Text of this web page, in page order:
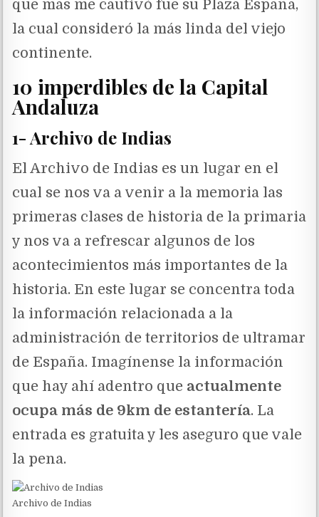
que mas me cautivó fue su Plaza España,
la cual consideró la más linda del viejo
continente.
10 imperdibles de la Capital
Andaluza
1- Archivo de Indias
El Archivo de Indias es un lugar en el
cual se nos va a venir a la memoria las
primeras clases de historia de la primaria
y nos va a refrescar algunos de los
acontecimientos más importantes de la
historia. En este lugar se concentra toda
la información relacionada a la
administración de territorios de ultramar
de España. Imagínense la información
que hay ahí adentro que actualmente
ocupa más de 9km de estantería. La
entrada es gratuita y les aseguro que vale
la pena.
Archivo de Indias